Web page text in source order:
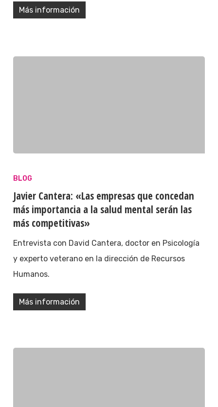
Más información
BLOG
Javier Cantera: «Las empresas que concedan
más importancia a la salud mental serán las
más competitivas»
Entrevista con David Cantera, doctor en Psicología
y experto veterano en la dirección de Recursos
Humanos.
Más información